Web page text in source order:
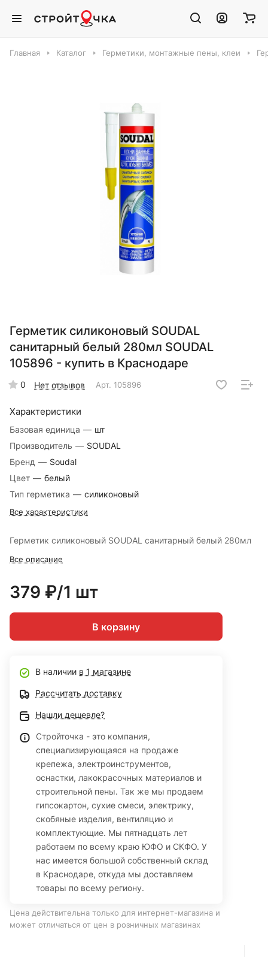
Главная Каталог Герметики, монтажные пены, клеи
Герметик силиконовый SOUDAL
санитарный белый 280мл SOUDAL
105896 - купить в Краснодаре
0 Нет отзывов Арт. 105896
Характеристики
Базовая единица — шт
Производитель — SOUDAL
Бренд — Soudal
Цвет — белый
Тип герметика — силиконовый
Все характеристики
Герметик силиконовый SOUDAL санитарный белый 280мл
Все описание
379 ₽/1 шт
В корзину
В наличии в 1 магазине
Рассчитать доставку
Нашли дешевле?
Стройточка - это компания,
специализирующаяся на продаже
крепежа, электроинструментов,
оснастки, лакокрасочных материалов и
строительной пены. Так же мы продаем
гипсокартон, сухие смеси, электрику,
скобяные изделия, вентиляцию и
комплектующие. Мы пятнадцать лет
работаем по всему краю ЮФО и СКФО. У
нас имеется большой собственный склад
в Краснодаре, откуда мы доставляем
товары по всему региону.
Цена действительна только для интернет-магазина и
может отличаться от цен в розничных магазинах